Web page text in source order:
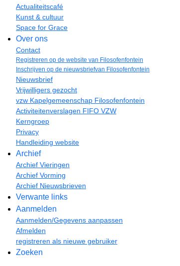
Actualiteitscafé
Kunst & cultuur
Space for Grace
Over ons
Contact
Registreren op de website van Filosofenfontein
Inschrijven op de nieuwsbriefvan Filosofenfontein
Nieuwsbrief
Vrijwilligers gezocht
vzw Kapelgemeenschap Filosofenfontein
Activiteitenverslagen FIFO VZW
Kerngroep
Privacy
Handleiding website
Archief
Archief Vieringen
Archief Vorming
Archief Nieuwsbrieven
Verwante links
Aanmelden
Aanmelden/Gegevens aanpassen
Afmelden
registreren als nieuwe gebruiker
Zoeken